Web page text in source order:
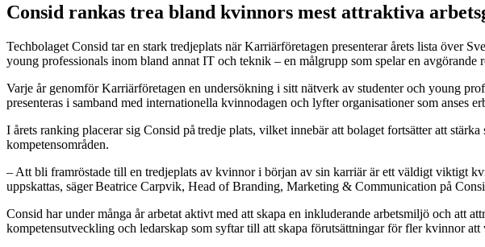
Consid rankas trea bland kvinnors mest attraktiva
Techbolaget Consid tar en stark tredjeplats när Karriärföretagen presenterar årets lista över
young professionals inom bland annat IT och teknik – en målgrupp som spelar en
Varje år genomför Karriärföretagen en undersökning i sitt nätverk av studenter och young
presenteras i samband med internationella kvinnodagen och lyfter organisationer som anses
I årets ranking placerar sig Consid på tredje plats, vilket innebär att bolaget fortsätter att
kompetensområden.
– Att bli framröstade till en tredjeplats av kvinnor i början av sin karriär är ett väldigt viktigt
uppskattas, säger Beatrice Carpvik, Head of Branding, Marketing & Communication på
Consid har under många år arbetat aktivt med att skapa en inkluderande arbetsmiljö och
kompetensutveckling och ledarskap som syftar till att skapa förutsättningar för fler kvinnor